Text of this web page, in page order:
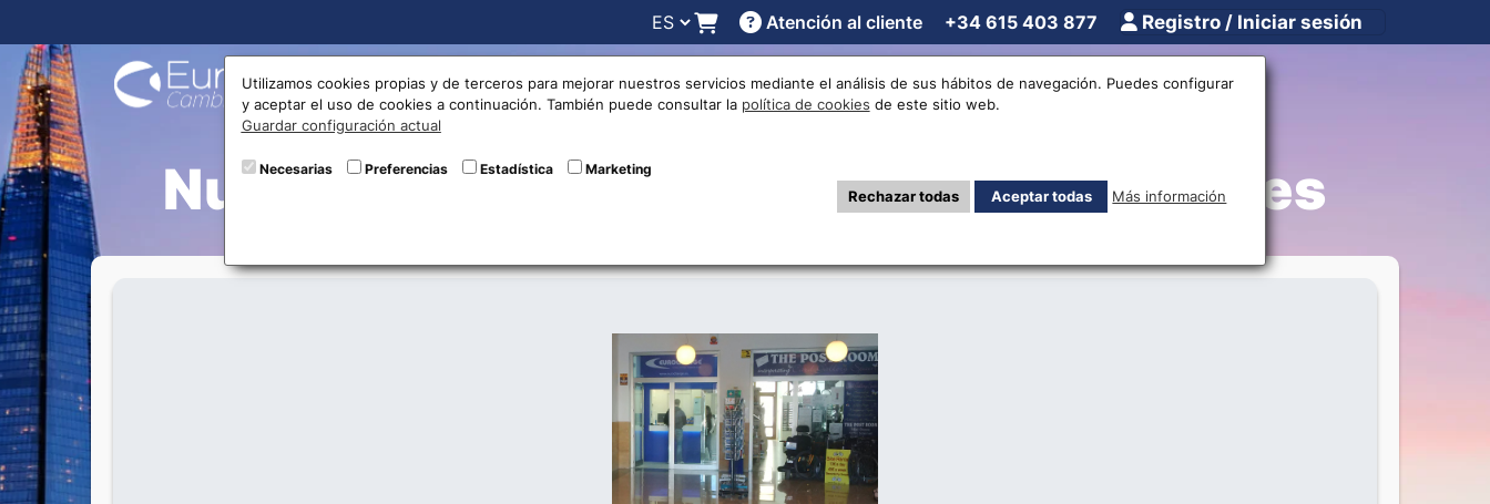
Atención al cliente +34 615 403 877 Registro / Iniciar sesión
Compra online Cotizaciones Localizaciones Trabaja con nosotros Otros
Nueva oficina Eurochange Los Alcázares
Utilizamos cookies propias y de terceros para mejorar nuestros servicios mediante el análisis de sus hábitos de navegación. Puedes configurar
y aceptar el uso de cookies a continuación. También puede consultar la política de cookies de este sitio web.
Guardar configuración actual
Necesarias Preferencias Estadística Marketing
Rechazar todas Aceptar todas Más información